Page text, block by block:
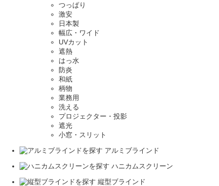
つっぱり
激安
日本製
幅広・ワイド
UVカット
遮熱
はっ水
防炎
和紙
柄物
業務用
洗える
プロジェクター・投影
遮光
小窓・スリット
アルミブラインド
ハニカムスクリーン
縦型ブラインド